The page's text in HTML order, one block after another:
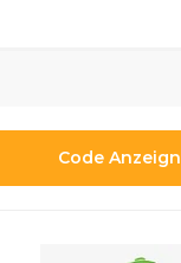
Code Anzeign